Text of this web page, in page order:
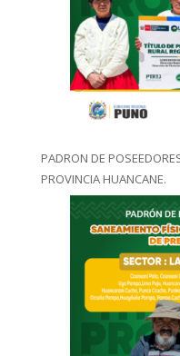
PADRON DE
PROVINCIA HUANCANE.